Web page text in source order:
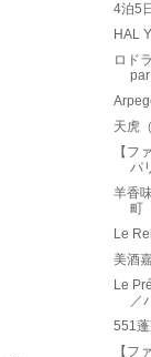
4泊5
HAL
ロド
天虎
【フ
パ
羊香
町
Le
美酒
Le
／
551
【フ